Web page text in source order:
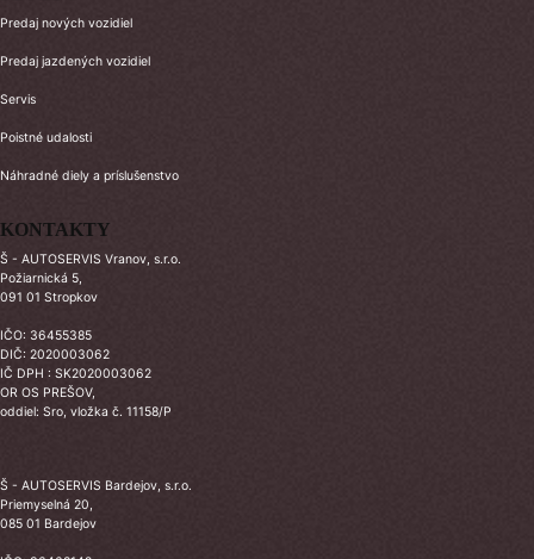
Predaj nových vozidiel
Predaj jazdených vozidiel
Servis
Poistné udalosti
Náhradné diely a príslušenstvo
KONTAKTY
Š - AUTOSERVIS Vranov, s.r.o.
Požiarnická 5,
091 01 Stropkov
IČO: 36455385
DIČ: 2020003062
IČ DPH : SK2020003062
OR OS PREŠOV,
oddiel: Sro, vložka č. 11158/P
Š - AUTOSERVIS Bardejov, s.r.o.
Priemyselná 20,
085 01 Bardejov